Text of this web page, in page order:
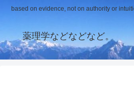
based on evidence, not on authority or
薬理学などなどなど。